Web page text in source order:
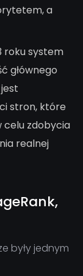
a
roku system
głównego
stron, które
celu zdobycia
realnej
były jednym